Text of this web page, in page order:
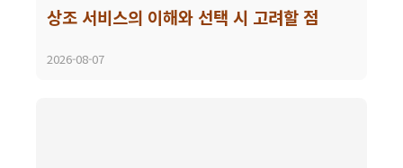
상조 서비스의 이해와 선택 시 고려할 점
2026-08-07